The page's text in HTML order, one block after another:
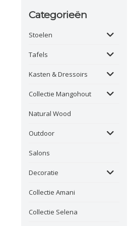
Categorieën
Stoelen
Tafels
Kasten & Dressoirs
Collectie Mangohout
Natural Wood
Outdoor
Salons
Decoratie
Collectie Amani
Collectie Selena